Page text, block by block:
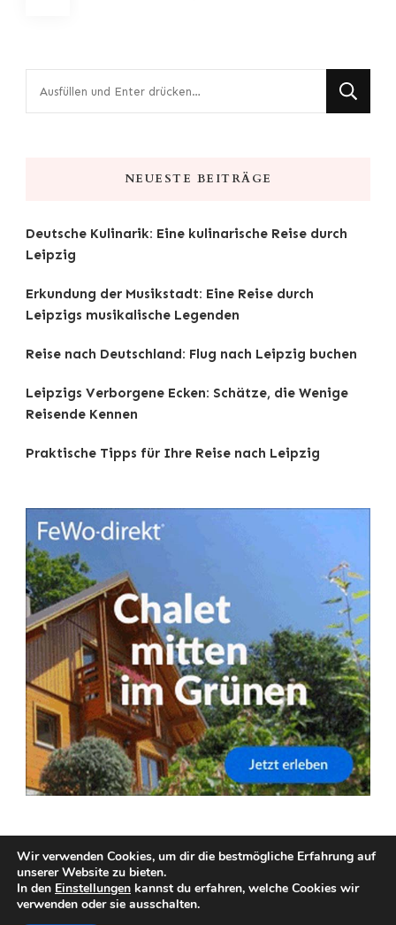
NEUESTE BEITRÄGE
Deutsche Kulinarik: Eine kulinarische Reise durch
Leipzig
Erkundung der Musikstadt: Eine Reise durch
Leipzigs musikalische Legenden
Reise nach Deutschland: Flug nach Leipzig buchen
Leipzigs Verborgene Ecken: Schätze, die Wenige
Reisende Kennen
Praktische Tipps für Ihre Reise nach Leipzig
Copyright © 2025 Flug Und Hotel.
Datenschutzerklärung|Traveldeck | Developed By
Wir verwenden Cookies, um dir die bestmögliche Erfahrung auf
unserer Website zu bieten.
In den Einstellungen kannst du erfahren, welche Cookies wir
verwenden oder sie ausschalten.